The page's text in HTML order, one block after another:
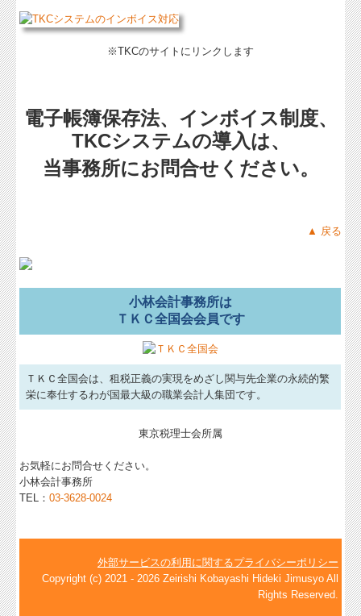
※TKCのサイトにリンクします
電子帳簿保存法、インボイス制度、
TKCシステムの導入は、
当事務所にお問合せください。
▲ 戻る
小林会計事務所は
ＴＫＣ全国会会員です
ＴＫＣ全国会は、租税正義の実現をめざし関与先企業の永続的繁
栄に奉仕するわが国最大級の職業会計人集団です。
東京税理士会所属
お気軽にお問合せください。
小林会計事務所
TEL：03-3628-0024
外部サービスの利用に関するプライバシーポリシー
Copyright (c) 2021 - 2026 Zeirishi Kobayashi Hideki Jimusyo All
Rights Reserved.